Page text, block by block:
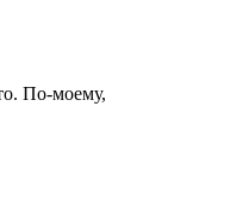
По-моему,